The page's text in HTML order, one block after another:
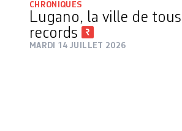
CHRONIQUES
Lugano, la ville de
records
MARDI 14 JUILLET 2026